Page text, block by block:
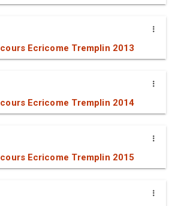
Ecricome Tremplin 2013
Ecricome Tremplin 2014
Ecricome Tremplin 2015